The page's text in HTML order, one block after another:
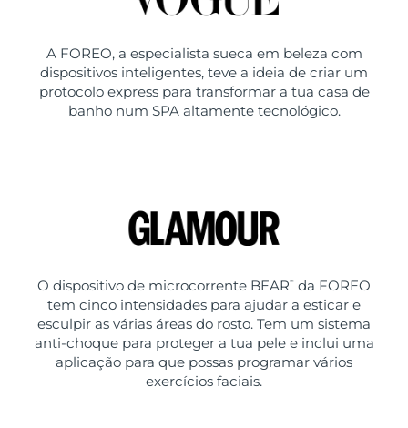
A FOREO, a especialista sueca em beleza com
dispositivos inteligentes, teve a ideia de criar um
protocolo express para transformar a tua casa de
banho num SPA altamente tecnológico.
O dispositivo de microcorrente BEAR ™
da FOREO
tem cinco intensidades para ajudar a esticar e
esculpir as várias áreas do rosto. Tem um sistema
anti-choque para proteger a tua pele e inclui uma
aplicação para que possas programar vários
exercícios faciais.